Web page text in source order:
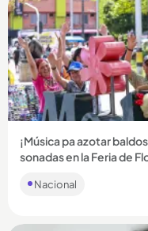
¡Música pa azotar
sonadas en la Feria de
Nacional